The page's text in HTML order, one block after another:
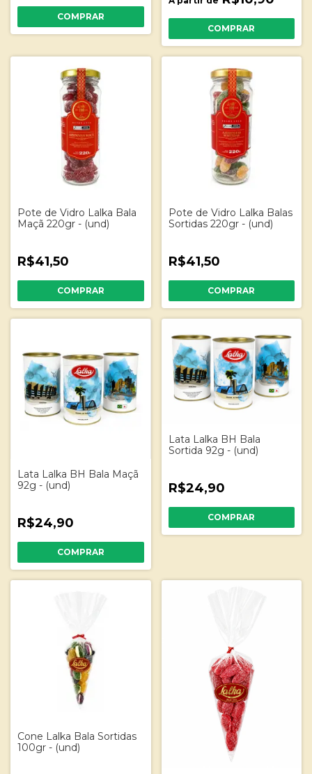
COMPRAR
COMPRAR
Pote de Vidro Lalka Bala
Maçã 220gr - (und)
R$41,50
Pote de Vidro Lalka Balas
Sortidas 220gr - (und)
R$41,50
Lata Lalka BH Bala Maçã
92g - (und)
R$24,90
Lata Lalka BH Bala
Sortida 92g - (und)
R$24,90
Cone Lalka Bala Sortidas
100gr - (und)